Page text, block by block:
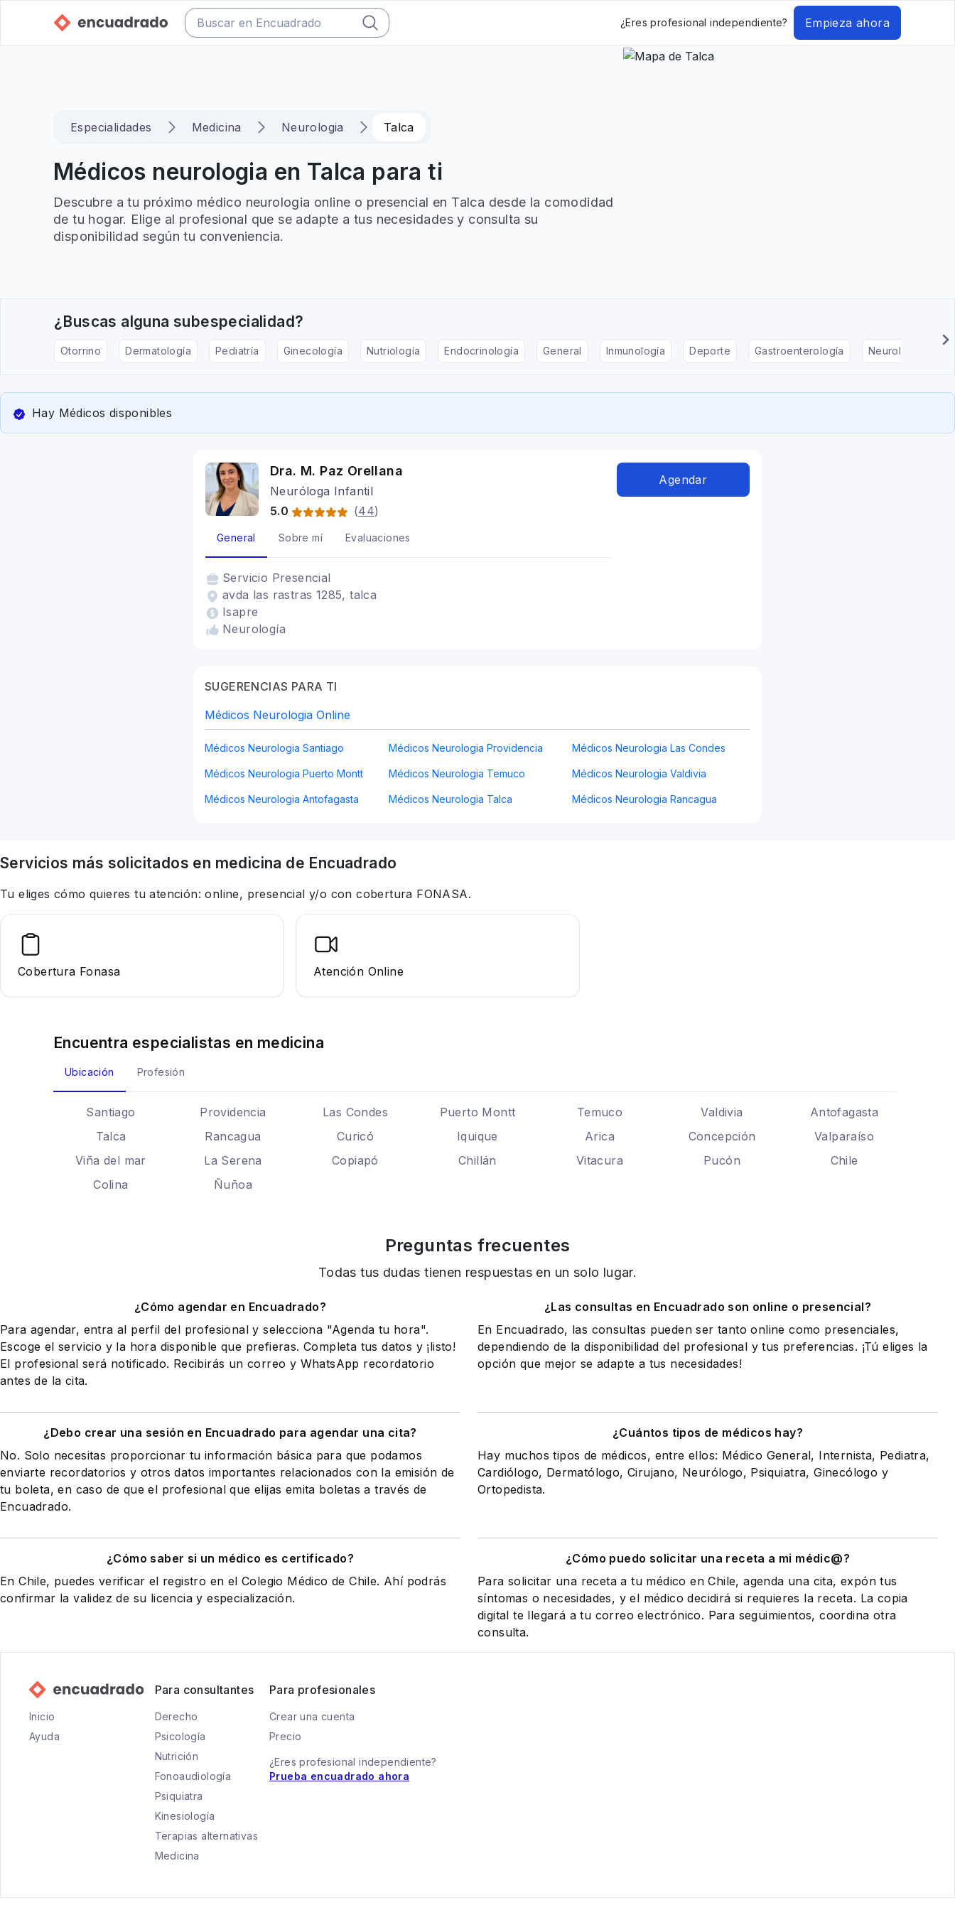
¿Eres profesional independiente? Empieza ahora
Especialidades Medicina Neurologia Talca
Médicos neurologia en Talca para ti
Descubre a tu próximo médico neurologia online o presencial en Talca desde la comodidad
de tu hogar. Elige al profesional que se adapte a tus necesidades y consulta su
disponibilidad según tu conveniencia.
¿Buscas alguna subespecialidad?
Otorrino Dermatología Pediatría Ginecología Nutriología Endocrinología General Inmunología Deporte Gastroenterología Neurología
Hay Médicos disponibles
Dra. M. Paz Orellana
Neuróloga Infantil
5.0
(44)
General Sobre mí Evaluaciones
Servicio Presencial
avda las rastras 1285, talca
Isapre
Neurología
Agendar
SUGERENCIAS PARA TI
Médicos Neurologia Online
Médicos Neurologia Santiago Médicos Neurologia Providencia Médicos Neurologia Las Condes
Médicos Neurologia Puerto Montt Médicos Neurologia Temuco Médicos Neurologia Valdivia
Médicos Neurologia Antofagasta Médicos Neurologia Talca Médicos Neurologia Rancagua
Servicios más solicitados en medicina de Encuadrado
Tu eliges cómo quieres tu atención: online, presencial y/o con cobertura FONASA.
Cobertura Fonasa Atención Online
Encuentra especialistas en medicina
Ubicación Profesión
Santiago Providencia Las Condes Puerto Montt Temuco Valdivia
Antofagasta
Talca
Rancagua Curicó Iquique Arica Concepción
Valparaíso
Viña del mar
La Serena Copiapó Chillán Vitacura Pucón
Chile
Colina
Ñuñoa
Preguntas frecuentes
Todas tus dudas tienen respuestas en un solo lugar.
¿Cómo agendar en Encuadrado?
Para agendar, entra al perfil del profesional y selecciona "Agenda tu hora".
Escoge el servicio y la hora disponible que prefieras. Completa tus datos y ¡listo!
El profesional será notificado. Recibirás un correo y WhatsApp recordatorio
antes de la cita.
¿Las consultas en Encuadrado son online o presencial?
En Encuadrado, las consultas pueden ser tanto online como presenciales,
dependiendo de la disponibilidad del profesional y tus preferencias. ¡Tú eliges la
opción que mejor se adapte a tus necesidades!
¿Debo crear una sesión en Encuadrado para agendar una cita?
No. Solo necesitas proporcionar tu información básica para que podamos
enviarte recordatorios y otros datos importantes relacionados con la emisión de
tu boleta, en caso de que el profesional que elijas emita boletas a través de
Encuadrado.
¿Cuántos tipos de médicos hay?
Hay muchos tipos de médicos, entre ellos: Médico General, Internista, Pediatra,
Cardiólogo, Dermatólogo, Cirujano, Neurólogo, Psiquiatra, Ginecólogo y
Ortopedista.
¿Cómo saber si un médico es certificado?
En Chile, puedes verificar el registro en el Colegio Médico de Chile. Ahí podrás
confirmar la validez de su licencia y especialización.
¿Cómo puedo solicitar una receta a mi médic@?
Para solicitar una receta a tu médico en Chile, agenda una cita, expón tus
síntomas o necesidades, y el médico decidirá si requieres la receta. La copia
digital te llegará a tu correo electrónico. Para seguimientos, coordina otra
consulta.
Inicio
Ayuda
Para consultantes
Derecho
Psicología
Nutrición
Fonoaudiología
Psiquiatra
Kinesiología
Terapias alternativas
Medicina
Para profesionales
Crear una cuenta
Precio
¿Eres profesional independiente?
Prueba encuadrado ahora